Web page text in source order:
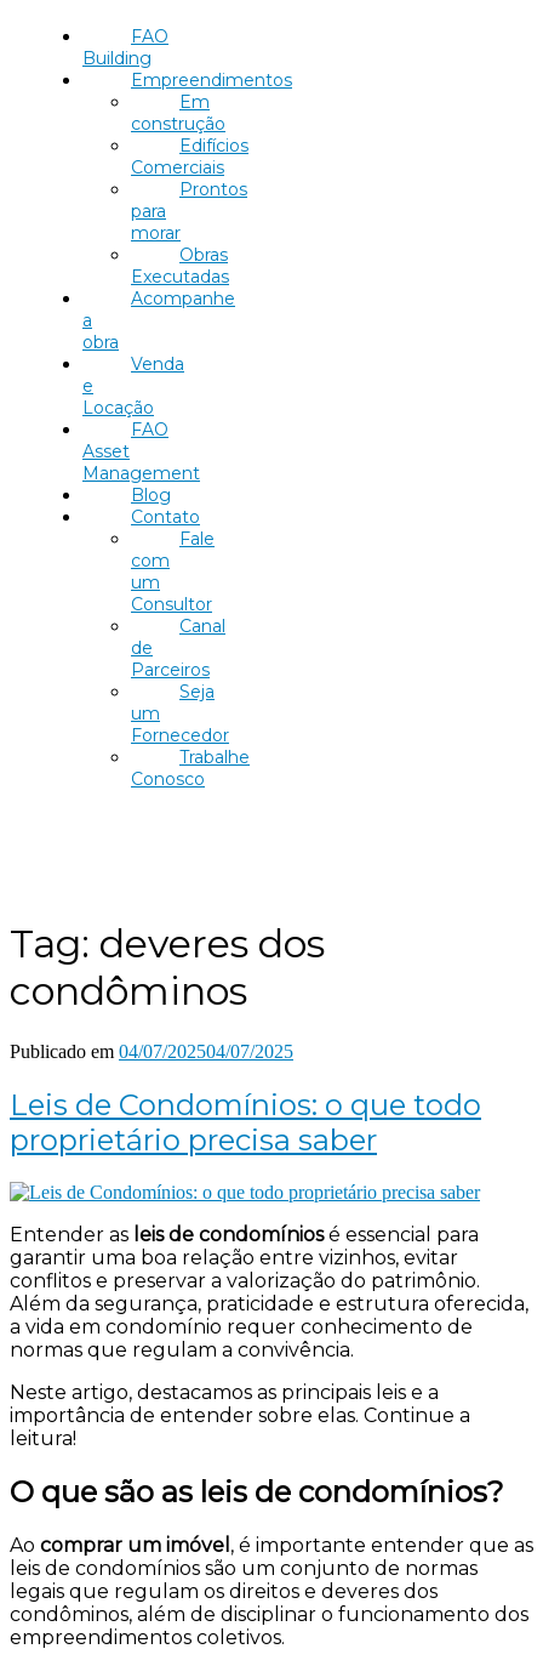
FAO
Building
Empreendimentos
Em
construção
Edifícios
Comerciais
Prontos
para
morar
Obras
Executadas
Acompanhe
a
obra
Venda
e
Locação
FAO
Asset
Management
Blog
Contato
Fale
com
um
Consultor
Canal
de
Parceiros
Seja
um
Fornecedor
Trabalhe
Conosco
Tag: deveres dos
condôminos
Publicado em 04/07/202504/07/2025
Leis de Condomínios: o que todo
proprietário precisa saber
Entender as leis de condomíniosé essencial para
garantir uma boa relação entre vizinhos, evitar
conflitos e preservar a valorização do patrimônio.
Além da segurança, praticidade e estrutura oferecida,
a vida em condomínio requer conhecimento de
normas que regulam a convivência.
Neste artigo, destacamos as principais leis e a
importância de entender sobre elas. Continue a
leitura!
O que são as leis de condomínios?
Ao comprar um imóvel , é importante entender que as
leis de condomínios são um conjunto de normas
legais que regulam os direitos e deveres dos
condôminos, além de disciplinar o funcionamento dos
empreendimentos coletivos.